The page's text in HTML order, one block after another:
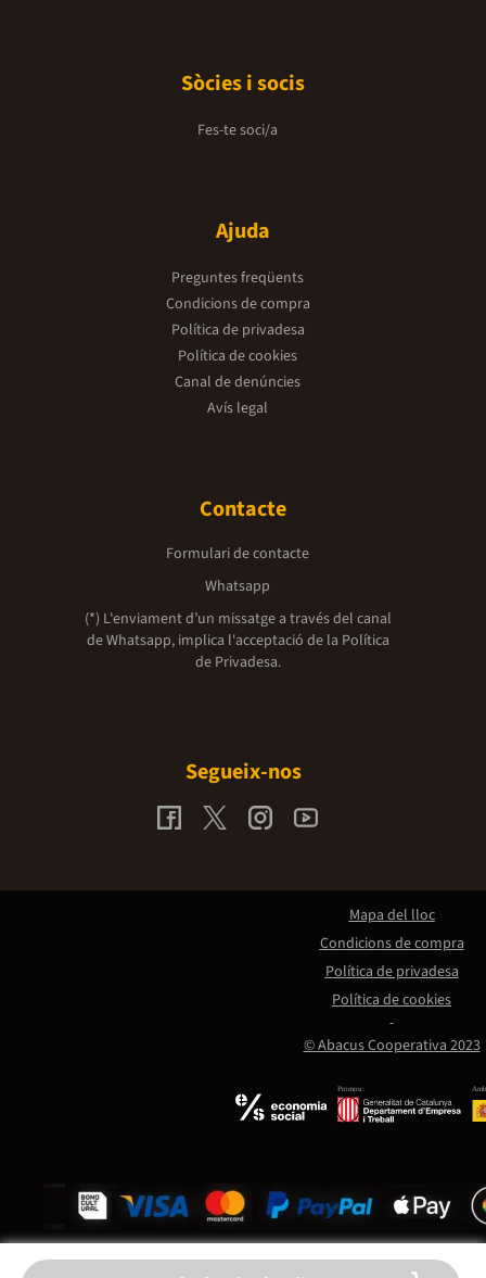
Sòcies i socis
Fes-te soci/a
Ajuda
Preguntes freqüents
Condicions de compra
Política de privadesa
Política de cookies
Canal de denúncies
Avís legal
Contacte
Formulari de contacte
Whatsapp
(*) L'enviament d’un missatge a través del canal
de Whatsapp, implica l'acceptació de la Política
de Privadesa.
Segueix-nos
Promou:
© Abacus Cooperativa 2023
Mapa del lloc
Condicions de compra
Política de privadesa
Política de cookies